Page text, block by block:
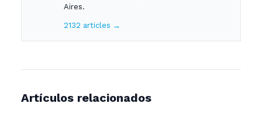
Aires.
2132 articles →
Artículos relacionados